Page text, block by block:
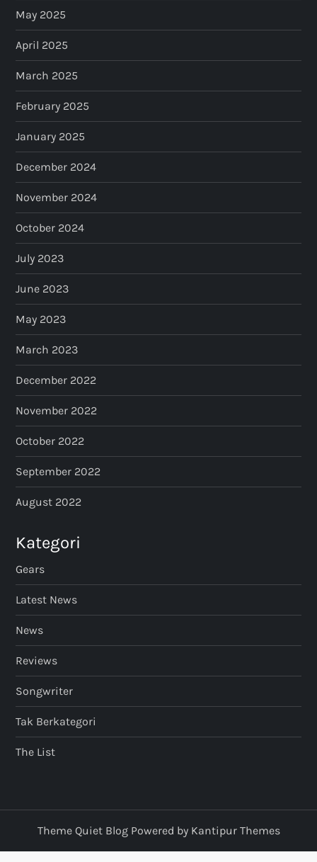
May 2025
April 2025
March 2025
February 2025
January 2025
December 2024
November 2024
October 2024
July 2023
June 2023
May 2023
March 2023
December 2022
November 2022
October 2022
September 2022
August 2022
Kategori
Gears
Latest News
News
Reviews
Songwriter
Tak Berkategori
The List
Theme Quiet Blog Powered by Kantipur Themes